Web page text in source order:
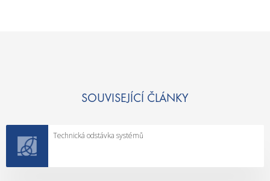
SOUVISEJÍCÍ ČLÁNKY
Technická odstávka systémů